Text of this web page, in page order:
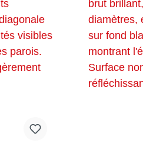
Tubes carrés
aluminium brut
en
Aménagement
intérieur Design
d'intérieur